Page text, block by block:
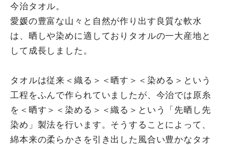
今治タオル。
愛媛の豊富な山々と自然が作り出す良質な軟水
は、晒しや染めに適しておりタオルの一大産地と
して成長しました。
タオルは従来＜織る＞＜晒す＞＜染める＞という
工程をふんで作られていましたが、今治では原糸
を＜晒す＞＜染める＞＜織る＞という「先晒し先
染め」製法を行います。そうすることによって、
綿本来の柔らかさを引き出した風合い豊かなタオ